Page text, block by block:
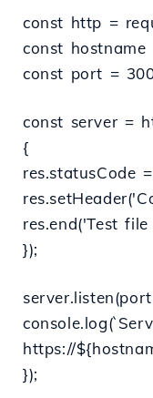
const http =
const hostname
const port =
const server =
{
res.statusCode
res.end('Test
});
https://
});